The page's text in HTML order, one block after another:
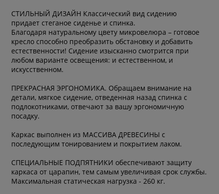
СТИЛЬНЫЙ ДИЗАЙН Классический вид сидению
придает стеганое сиденье и спинка.
Благодаря натуральному цвету микровелюра – готовое
кресло способно преобразить обстановку и добавить
естественности! Сидение изысканно смотрится при
любом варианте освещения: и естественном, и
искусственном.
ПРЕКРАСНАЯ ЭРГОНОМИКА. Обращаем внимание на
детали, мягкое сидение, отведенная назад спинка с
подлокотниками, отвечают за вашу эргономичную
посадку.
Каркас выполнен из МАССИВА ДРЕВЕСИНЫ с
последующим тонированием и покрытием лаком.
СПЕЦИАЛЬНЫЕ ПОДПЯТНИКИ обеспечивают защиту
каркаса от царапин, тем самым увеличивая срок службы.
Максимальная статическая нагрузка - 260 кг.